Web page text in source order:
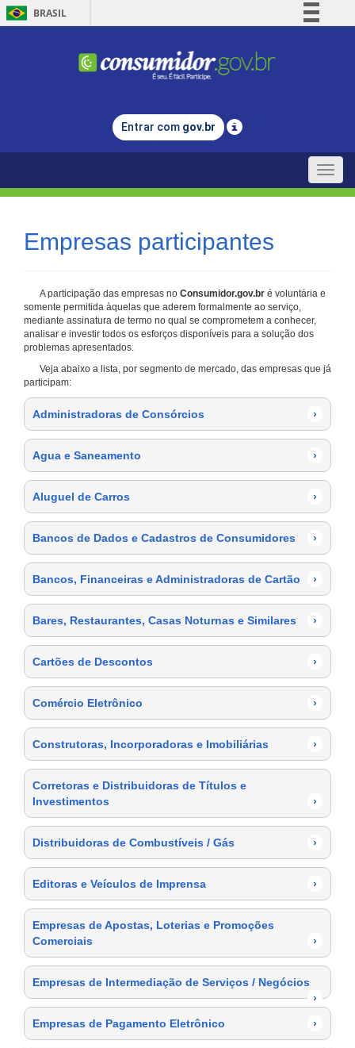
BRASIL
Comunica BR
Legislação
Entrar com gov.br
Toggle
Empresas participantes
A participação das empresas no Consumidor.gov.br é voluntária e
somente permitida àquelas que aderem formalmente ao serviço,
mediante assinatura de termo no qual se comprometem a conhecer,
analisar e investir todos os esforços disponíveis para a solução dos
problemas apresentados.
Veja abaixo a lista, por segmento de mercado, das empresas que já
participam:
Administradoras de Consórcios ›
Agua e Saneamento ›
Aluguel de Carros ›
Bancos de Dados e Cadastros de Consumidores ›
Bancos, Financeiras e Administradoras de Cartão ›
Bares, Restaurantes, Casas Noturnas e Similares ›
Cartões de Descontos ›
Comércio Eletrônico ›
Construtoras, Incorporadoras e Imobiliárias ›
Corretoras e Distribuidoras de Títulos e
Investimentos
›
Distribuidoras de Combustíveis / Gás ›
Editoras e Veículos de Imprensa ›
Empresas de Apostas, Loterias e Promoções
Comerciais
›
Empresas de Intermediação de Serviços / Negócios
›
Empresas de Pagamento Eletrônico
›